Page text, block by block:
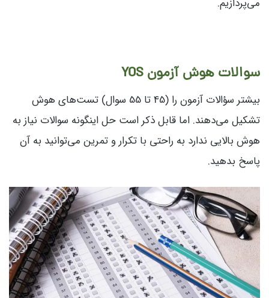
سوالات هوش آزمون YOS
بیشتر سؤالات آزمون را (45 تا 55 سوال) تست‌های هوش
تشکیل می‌دهند. اما قابل ذکر است حل اینگونه سوالات نیاز به
هوش بالایی ندارد به راحتی با تکرار و تمرین می‌توانید به آن
پاسخ بدهید.